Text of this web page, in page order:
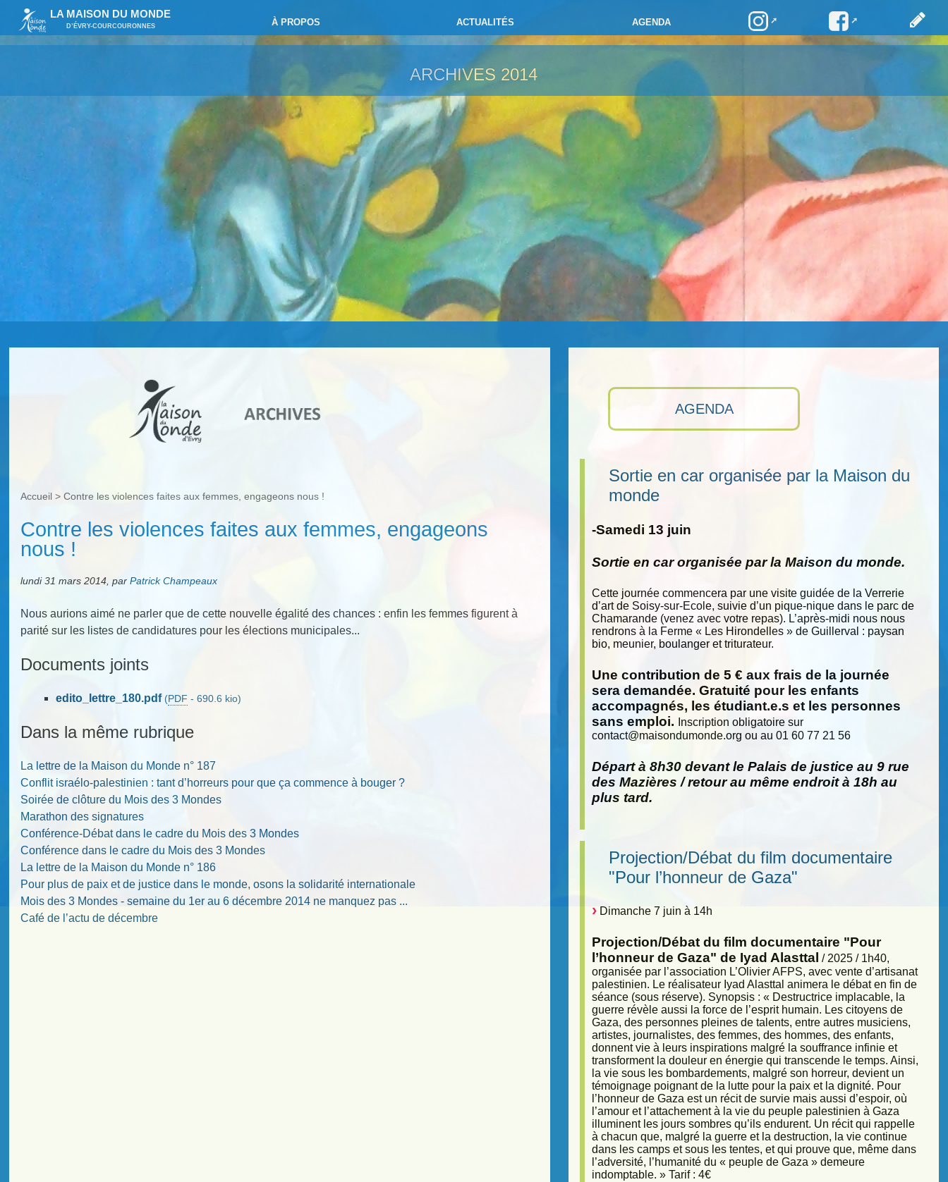
LA MAISON DU MONDE
D’ÉVRY-COURCOURONNES À PROPOS ACTUALITÉS AGENDA
ARCHIVES 2014
AGENDA
Sortie en car organisée par la Maison du
monde
-Samedi 13 juin
Sortie en car organisée par la Maison du monde.
Cette journée commencera par une visite guidée de la Verrerie
d’art de Soisy-sur-Ecole, suivie d’un pique-nique dans le parc de
Chamarande (venez avec votre repas). L’après-midi nous nous
rendrons à la Ferme « Les Hirondelles » de Guillerval : paysan
bio, meunier, boulanger et triturateur.
Une contribution de 5 € aux frais de la journée
sera demandée. Gratuité pour les enfants
accompagnés, les étudiant.e.s et les personnes
sans emploi.
Inscription obligatoire sur
contact@maisondumonde.org ou au 01 60 77 21 56
Départ à 8h30 devant le Palais de justice au 9 rue
des Mazières / retour au même endroit à 18h au
plus tard.
Projection/Débat du film documentaire
"Pour l’honneur de Gaza"
Dimanche 7 juin à 14h
Projection/Débat du film documentaire "Pour
l’honneur de Gaza" de Iyad Alasttal / 2025 / 1h40,
organisée par l’association L’Olivier AFPS, avec vente d’artisanat
palestinien. Le réalisateur Iyad Alasttal animera le débat en fin de
séance (sous réserve). Synopsis : « Destructrice implacable, la
guerre révèle aussi la force de l’esprit humain. Les citoyens de
Gaza, des personnes pleines de talents, entre autres musiciens,
artistes, journalistes, des femmes, des hommes, des enfants,
donnent vie à leurs inspirations malgré la souffrance infinie et
transforment la douleur en énergie qui transcende le temps. Ainsi,
la vie sous les bombardements, malgré son horreur, devient un
témoignage poignant de la lutte pour la paix et la dignité. Pour
l’honneur de Gaza est un récit de survie mais aussi d’espoir, où
l’amour et l’attachement à la vie du peuple palestinien à Gaza
illuminent les jours sombres qu’ils endurent. Un récit qui rappelle
à chacun que, malgré la guerre et la destruction, la vie continue
dans les camps et sous les tentes, et qui prouve que, même dans
l’adversité, l’humanité du « peuple de Gaza » demeure
indomptable. » Tarif : 4€
Accueil >Contre les violences faites aux femmes, engageons nous !
Contre les violences faites aux femmes, engageons
nous !
lundi 31 mars 2014,parPatrick Champeaux
Nous aurions aimé ne parler que de cette nouvelle égalité des chances : enfin les femmes figurent à
parité sur les listes de candidatures pour les élections municipales...
Documents joints
edito_lettre_180.pdf (PDF -690.6 kio)
Dans la même rubrique
La lettre de la Maison du Monde n° 187
Conflit israélo-palestinien : tant d’horreurs pour que ça commence à bouger ?
Soirée de clôture du Mois des 3 Mondes
Marathon des signatures
Conférence-Débat dans le cadre du Mois des 3 Mondes
Conférence dans le cadre du Mois des 3 Mondes
La lettre de la Maison du Monde n° 186
Pour plus de paix et de justice dans le monde, osons la solidarité internationale
Mois des 3 Mondes - semaine du 1er au 6 décembre 2014 ne manquez pas ...
Café de l’actu de décembre